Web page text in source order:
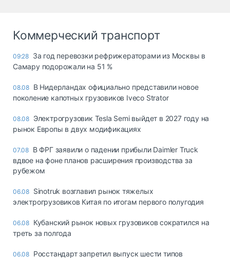
Коммерческий транспорт
09:28 За год перевозки рефрижераторами из Москвы в
Самару подорожали на 51 %
08.08 В Нидерландах официально представили новое
поколение капотных грузовиков Iveco Strator
08.08 Электрогрузовик Tesla Semi выйдет в 2027 году на
рынок Европы в двух модификациях
07.08 В ФРГ заявили о падении прибыли Daimler Truck
вдвое на фоне планов расширения производства за
рубежом
06.08 Sinotruk возглавил рынок тяжелых
электрогрузовиков Китая по итогам первого полугодия
06.08 Кубанский рынок новых грузовиков сократился на
треть за полгода
06.08 Росстандарт запретил выпуск шести типов